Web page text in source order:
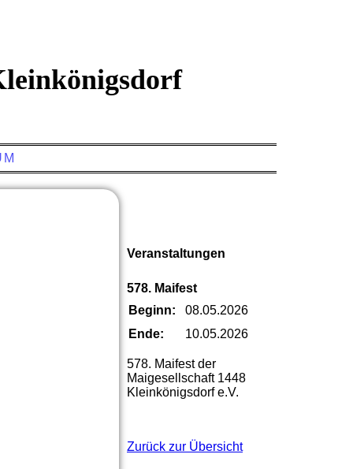
Veranstaltungen
578. Maifest
Beginn:
08.05.2026
Ende:
10.05.2026
578. Maifest der
Maigesellschaft 1448
Kleinkönigsdorf e.V.
Zurück zur Übersicht